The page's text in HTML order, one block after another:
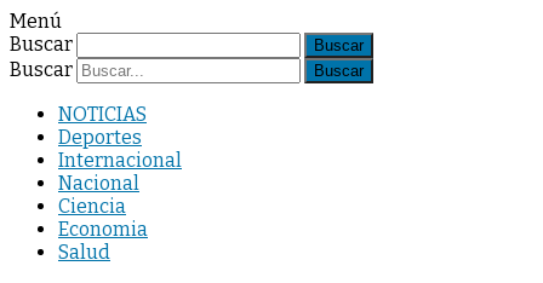
Menú
Buscar
Buscar
NOTICIAS
Deportes
Internacional
Nacional
Ciencia
Economia
Salud